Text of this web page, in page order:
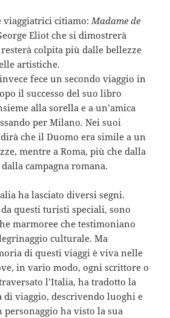
viaggiatrici citiamo: Madame de
Eliot che si dimostrerà
colpita più dalle bellezze
artistiche.
fece un secondo viaggio in
il successo del suo libro
alla sorella e a un’amica
per Milano. Nei suoi
che il Duomo era simile a un
mentre a Roma, più che dalla
campagna romana.
ha lasciato diversi segni.
questi turisti speciali, sono
marmoree che testimoniano
culturale. Ma
di questi viaggi è viva nelle
in vario modo, ogni scrittore o
l’Italia, ha tradotto la
di viaggio, descrivendo luoghi e
personaggio ha visto la sua